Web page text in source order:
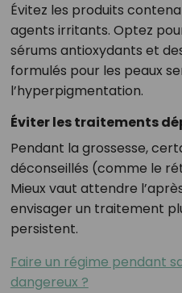
Évitez les produits
agents irritants. Optez
sérums antioxydants et
formulés pour les peaux
l’hyperpigmentation.
Éviter les traitements
Pendant la grossesse,
déconseillés (comme le
Mieux vaut attendre
envisager un traitement
persistent.
Faire un régime pendant
dangereux ?